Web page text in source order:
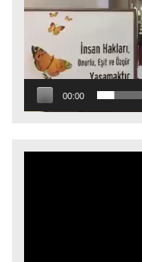
00:00